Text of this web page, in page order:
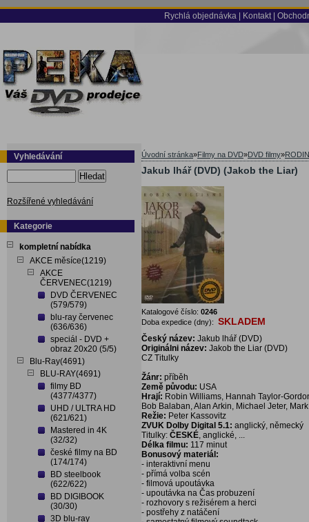
Rychlá objednávka Kontakt
Vyhledávání
Hledat
Rozšířené vyhledávání
Kategorie
kompletní nabídka
AKCE měsíce(1219)
AKCE
ČERVENEC(1219)
DVD ČERVENEC
(579/579)
blu-ray červenec
(636/636)
speciál - DVD +
obraz 20x20 (5/5)
Blu-Ray(4691)
BLU-RAY(4691)
filmy BD
(4377/4377)
UHD / ULTRA HD
(621/621)
Mastered in 4K
(32/32)
české filmy na BD
(174/174)
BD steelbook
(622/622)
BD DIGIBOOK
(30/30)
3D blu-ray
Úvodní stránka»Filmy na DVD»DVD filmy»
Jakub lhář (DVD) (Jakob the Liar)
Katalogové číslo: 0246
Doba expedice (dny): SKLADEM
Český název: Jakub lhář (DVD)
Originálni název: Jakob the Liar (DVD)
CZ Titulky
Žánr: příběh
Země původu: USA
Hrají: Robin Williams, Hannah Taylor-
Bob Balaban, Alan Arkin, Michael Jeter,
Režie: Peter Kassovitz
ZVUK Dolby Digital 5.1: anglický, německý
Titulky: ČESKÉ, anglické, ...
Délka filmu: 117 minut
Bonusový materiál:
- interaktivní menu
- přímá volba scén
- filmová upoutávka
- upoutávka na Čas probuzení
- rozhovory s režisérem a herci
- postřehy z natáčení